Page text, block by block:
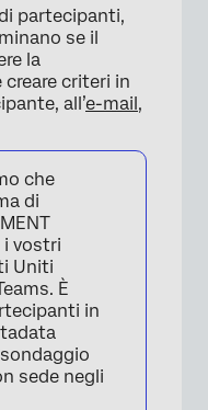
partecipanti,
se il
la
creare criteri in
all’e-mail,
che
di
i vostri
Uniti
È
in
sondaggio
sede negli